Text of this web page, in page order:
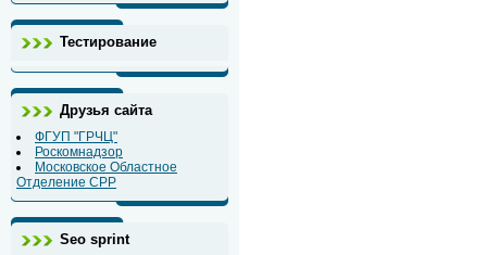
Тестирование
Друзья сайта
ФГУП "ГРЧЦ"
Роскомнадзор
Московское Областное
Отделение СРР
Seo sprint